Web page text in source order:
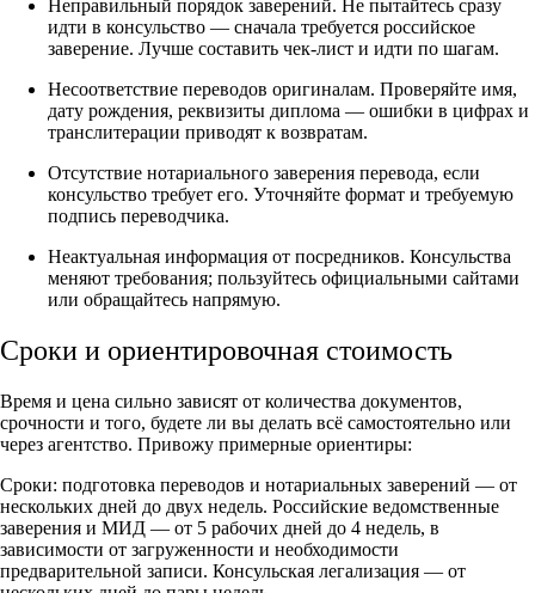
Неправильный порядок заверений. Не пытайтесь сразу
идти в консульство — сначала требуется российское
заверение. Лучше составить чек-лист и идти по шагам.
Несоответствие переводов оригиналам. Проверяйте имя,
дату рождения, реквизиты диплома — ошибки в цифрах и
транслитерации приводят к возвратам.
Отсутствие нотариального заверения перевода, если
консульство требует его. Уточняйте формат и требуемую
подпись переводчика.
Неактуальная информация от посредников. Консульства
меняют требования; пользуйтесь официальными сайтами
или обращайтесь напрямую.
Сроки и ориентировочная стоимость
Время и цена сильно зависят от количества документов,
срочности и того, будете ли вы делать всё самостоятельно или
через агентство. Привожу примерные ориентиры:
Сроки: подготовка переводов и нотариальных заверений — от
нескольких дней до двух недель. Российские ведомственные
заверения и МИД — от 5 рабочих дней до 4 недель, в
зависимости от загруженности и необходимости
предварительной записи. Консульская легализация — от